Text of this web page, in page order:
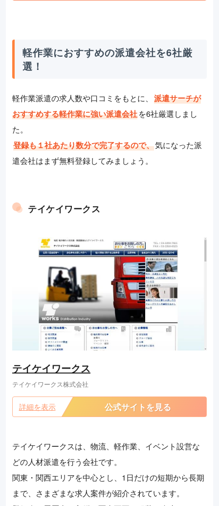
軽作業におすすめの派遣会社を6社厳
選！
軽作業派遣の求人数や口コミをもとに、 派遣サーチが
おすすめする軽作業に強い派遣会社を6社厳選しまし
た。
登録も１社あたり数分で完了するので、気になった派
遣会社はまず無料登録してみましょう。
テイケイワークス
テイケイワークス
テイケイワークス株式会社
詳細を表示 公式サイトを見る
テイケイワークスは、物流、軽作業、イベント設営な
どの人材派遣を行う会社です。
関東・関西エリアを中心とし、1日だけの短期から長期
まで、さまざまな求人案件が紹介されています。